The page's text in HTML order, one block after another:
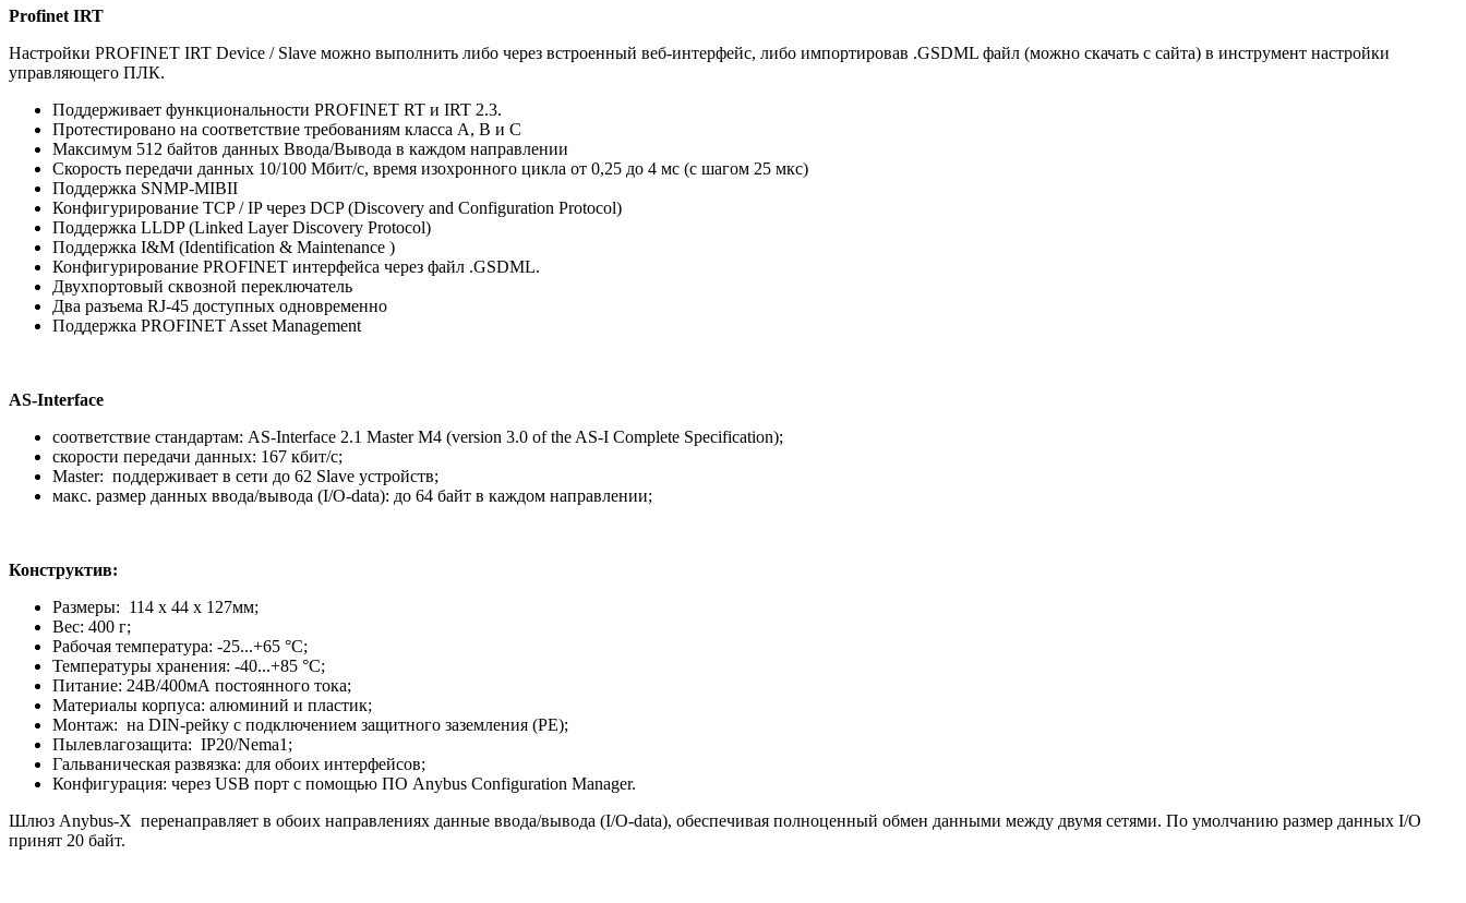
Profinet IRT
Настройки PROFINET IRT Device / Slave можно выполнить либо через встроенный веб-интерфейс, либо импортировав .GSDML файл (можно скачать с сайта) в инструмент настройки
управляющего ПЛК.
Поддерживает функциональности PROFINET RT и IRT 2.3.
Протестировано на соответствие требованиям класса A, B и C
Максимум 512 байтов данных Ввода/Вывода в каждом направлении
Скорость передачи данных 10/100 Мбит/с, время изохронного цикла от 0,25 до 4 мс (с шагом 25 мкс)
Поддержка SNMP-MIBII
Конфигурирование TCP / IP через DCP (Discovery and Configuration Protocol)
Поддержка LLDP (Linked Layer Discovery Protocol)
Поддержка I&M (Identification & Maintenance )
Конфигурирование PROFINET интерфейса через файл .GSDML.
Двухпортовый сквозной переключатель
Два разъема RJ-45 доступных одновременно
Поддержка PROFINET Asset Management
AS-Interface
соответствие стандартам: AS-Interface 2.1 Master М4 (version 3.0 of the AS-I Complete Specification);
скорости передачи данных: 167 кбит/с;
Master: поддерживает в сети до 62 Slave устройств;
макс. размер данных ввода/вывода (I/O-data): до 64 байт в каждом направлении;
Конструктив:
Размеры: 114 x 44 x 127мм;
Вес: 400 г;
Рабочая температура: -25...+65 °C;
Температуры хранения: -40...+85 °C;
Питание: 24В/400мА постоянного тока;
Материалы корпуса: алюминий и пластик;
Монтаж: на DIN-рейку с подключением защитного заземления (РЕ);
Пылевлагозащита: IP20/Nema1;
Гальваническая развязка: для обоих интерфейсов;
Конфигурация: через USB порт с помощью ПО Anybus Configuration Manager.
Шлюз Anybus-X перенаправляет в обоих направлениях данные ввода/вывода (I/O-data), обеспечивая полноценный обмен данными между двумя сетями. По умолчанию размер данных I/O
принят 20 байт.